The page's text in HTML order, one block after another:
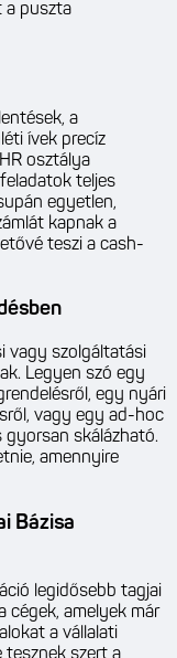
a puszta
a
ívek precíz
osztálya
teljes
egyetlen,
kapnak a
teszi a cash-
vagy szolgáltatási
Legyen szó egy
egy nyári
vagy egy ad-hoc
gyorsan skálázható.
amennyire
Bázisa
legidősebb tagjai
cégek, amelyek már
a vállalati